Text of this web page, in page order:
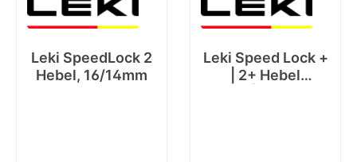
Leki SpeedLock 2
Hebel, 16/14mm
Leki Speed Lock +
| 2+ Hebel